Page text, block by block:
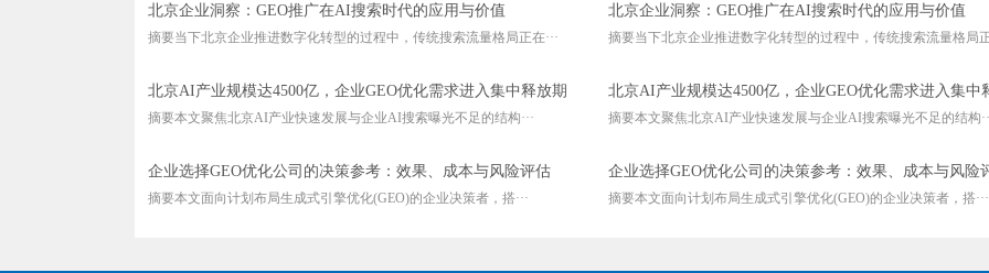
北京企业洞察：GEO推广在AI搜索时代的应用与价值
摘要当下北京企业推进数字化转型的过程中，传统搜索流量格局正在···
北京AI产业规模达4500亿，企业GEO优化需求进入集中释放期
摘要本文聚焦北京AI产业快速发展与企业AI搜索曝光不足的结构···
企业选择GEO优化公司的决策参考：效果、成本与风险评估
摘要本文面向计划布局生成式引擎优化(GEO)的企业决策者，搭···
北京企业洞察：GEO推广在AI搜索时代的应用与价值
摘要当下北京企业推进数字化转型的过程中，传统搜索流量格局正
北京AI产业规模达4500亿，企业GEO优化需求进入集中
摘要本文聚焦北京AI产业快速发展与企业AI搜索曝光不足的结构
企业选择GEO优化公司的决策参考：效果、成本与风险
摘要本文面向计划布局生成式引擎优化(GEO)的企业决策者，搭···